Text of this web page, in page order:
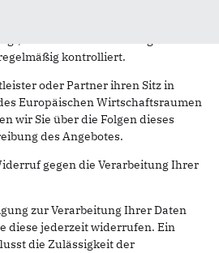
wurden von uns sorgfältig
kontrolliert.
oder Partner ihren Sitz in
Europäischen Wirtschaftsraumen
wir Sie über die Folgen dieses
des Angebotes.
gegen die Verarbeitung Ihrer
zur Verarbeitung Ihrer Daten
diese jederzeit widerrufen. Ein
die Zulässigkeit der